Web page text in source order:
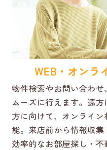
WEB・オンラ
物件検索やお問い合わせ
ムーズに行えます。遠
方に向けて、オンライ
能。来店前から情報収集
効率的なお部屋探し・